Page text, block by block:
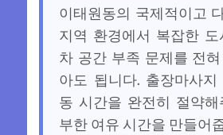
이태원동의 국제적이고
지역 환경에서 복잡한
차 공간 부족 문제를 전
아도 됩니다. 출장마사
동 시간을 완전히 절약
부한 여유 시간을 만들어